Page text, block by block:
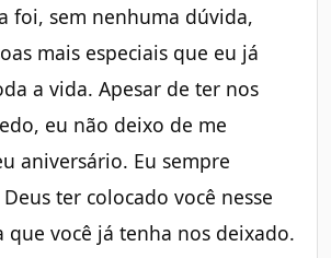
foi, sem nenhuma dúvida,
mais especiais que eu já
a vida. Apesar de ter nos
eu não deixo de me
aniversário. Eu sempre
ter colocado você nesse
que você já tenha nos deixado.